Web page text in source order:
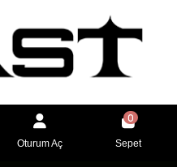
Oturum Aç
0
Sepet